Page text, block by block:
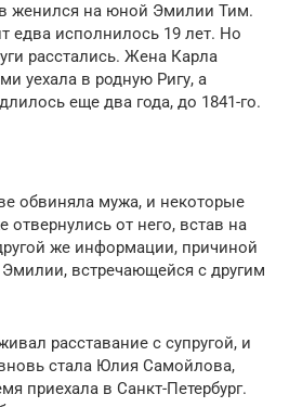
женился на юной Эмилии Тим.
едва исполнилось 19 лет. Но
расстались. Жена Карла
уехала в родную Ригу, а
еще два года, до 1841-го.
обвиняла мужа, и некоторые
отвернулись от него, встав на
же информации, причиной
встречающейся с другим
расставание с супругой, и
стала Юлия Самойлова,
приехала в Санкт-Петербург.